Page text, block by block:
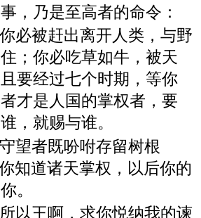
，乃是至高者的命令：
必被赶出离开人类，与野
；你必吃草如牛，被天
要经过七个时期，等你
才是人国的掌权者，要
，就赐与谁。
望者既吩咐存留树根
知道诸天掌权，以后你的
。
以王啊，求你悦纳我的谏